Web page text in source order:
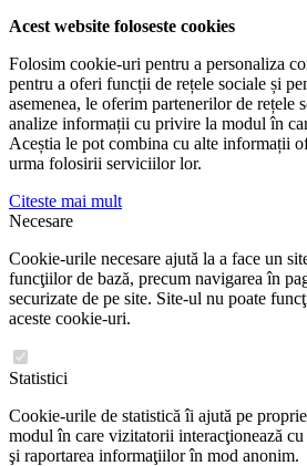
Acest website foloseste cookies
Folosim cookie-uri pentru a personaliza
pentru a oferi funcții de rețele sociale și
asemenea, le oferim partenerilor de rețele
analize informații cu privire la modul în
Aceștia le pot combina cu alte informații
urma folosirii serviciilor lor.
Citeste mai mult
Necesare
Cookie-urile necesare ajută la a face un
funcţiilor de bază, precum navigarea în
securizate de pe site. Site-ul nu poate
aceste cookie-uri.
Statistici
Cookie-urile de statistică îi ajută pe
modul în care vizitatorii interacţionează
şi raportarea informaţiilor în mod anonim.